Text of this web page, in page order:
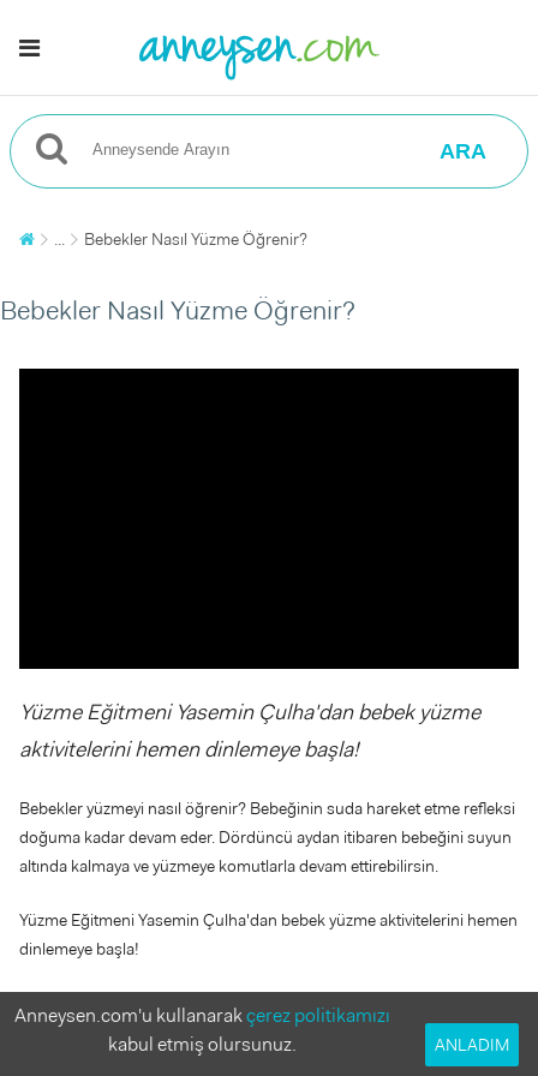
ARA
... Bebekler Nasıl Yüzme Öğrenir?
Bebekler Nasıl Yüzme Öğrenir?
Yüzme Eğitmeni Yasemin Çulha'dan bebek yüzme
aktivitelerini hemen dinlemeye başla!
Bebekler yüzmeyi nasıl öğrenir? Bebeğinin suda hareket etme refleksi
doğuma kadar devam eder. Dördüncü aydan itibaren bebeğini suyun
altında kalmaya ve yüzmeye komutlarla devam ettirebilirsin.
Yüzme Eğitmeni Yasemin Çulha'dan bebek yüzme aktivitelerini hemen
dinlemeye başla!
Anneysen.com'u kullanarakçerez politikamızı
kabul etmiş olursunuz.
ANLADIM